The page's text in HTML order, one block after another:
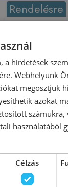
Rendelésre
üveg
a hirdetések
Webhelyünk
megosztjuk
azokat
számukra,
használatából
Célzás